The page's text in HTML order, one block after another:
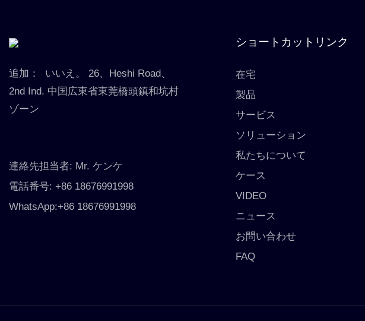
追加：
いいえ。 26、Heshi Road、
2nd Ind. 中国広東省東莞橋頭鎮和坑村
ゾーン
連絡先担当者: Mr. ケンケ
電話番号: +86 18676991998
WhatsApp:+86 18676991998
ショートカットリンク
在宅
製品
サービス
ソリューション
私たちについて
ケース
VIDEO
ニュース
お問い合わせ
FAQ